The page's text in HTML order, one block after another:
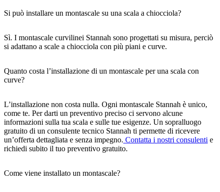
Si può installare un montascale su una scala a chiocciola?
Sì. I montascale curvilinei Stannah sono progettati su misura, perciò
si adattano a scale a chiocciola con più piani e curve.
Quanto costa l’installazione di un montascale per una scala con
curve?
L’installazione non costa nulla. Ogni montascale Stannah è unico,
come te. Per darti un preventivo preciso ci servono alcune
informazioni sulla tua scala e sulle tue esigenze. Un sopralluogo
gratuito di un consulente tecnico Stannah ti permette di ricevere
un’offerta dettagliata e senza impegno. Contatta i nostri consulenti e
richiedi subito il tuo preventivo gratuito.
Come viene installato un montascale?